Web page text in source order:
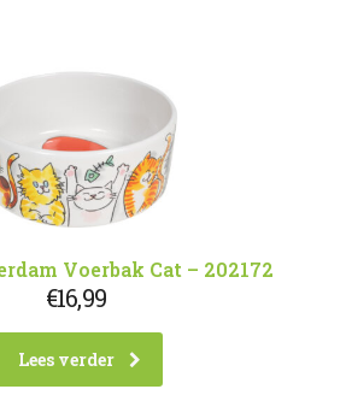
Voerbak Cat – 202172
€16,99
Lees verder